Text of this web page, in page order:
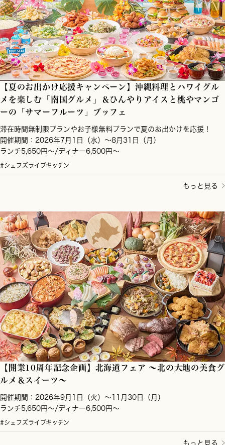
【夏のお出かけ応援キャンペーン】沖縄料理とハワイグル
メを楽しむ「南国グルメ」＆ひんやりアイスと桃やマンゴ
ーの「サマーフルーツ」ブッフェ
滞在時間無制限プランやお子様無料プランで夏のお出かけを応援！
開催期間：2026年7月1日（水）～8月31日（月）
ランチ5,650円～/ディナー6,500円～
#シェフズライブキッチン
もっと見る
【開業10周年記念企画】北海道フェア ～北の大地の美食グ
ルメ＆スイーツ～
開催期間：2026年9月1日（火）～11月30日（月）
ランチ5,650円～/ディナー6,500円～
#シェフズライブキッチン
もっと見る